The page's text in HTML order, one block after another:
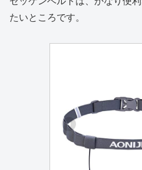
たいところです。